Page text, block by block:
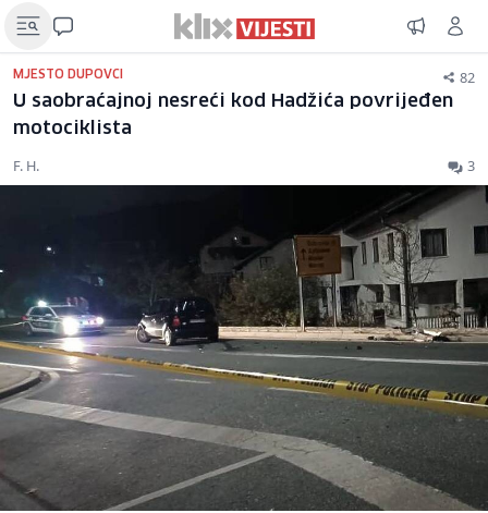
MJESTO DUPOVCI 82
U saobraćajnoj nesreći kod Hadžića povrijeđen
motociklista
F. H. 3